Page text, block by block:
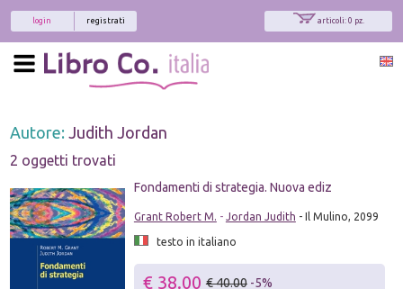
articoli: 0 pz.
registrati
login
Autore: Judith Jordan
2 oggetti trovati
Fondamenti di strategia. Nuova ediz
Grant Robert M. - Jordan Judith - Il Mulino, 2099
testo in italiano
€ 38.00 € 40.00 -5%